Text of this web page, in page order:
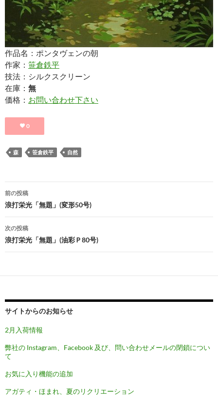
作品名：ポンタヴェンの朝
作家： 笹倉鉄平
技法：シルクスクリーン
在庫： 無
価格： お問い合わせ下さい
0
森 笹倉鉄平 自然
投
稿
ナ
ビ
ゲ
ー
ョ
ン
前の投稿
浪打栄光「無題」(変形50号)
次の投稿
浪打栄光「無題」(油彩Ｐ80号)
サイトからのお知らせ
2月入荷情報
弊社の Instagram、Facebook 及び、問い合わせメールの閉鎖につい
て
お気に入り機能の追加
アガティ・ほまれ、夏のリクリエーション